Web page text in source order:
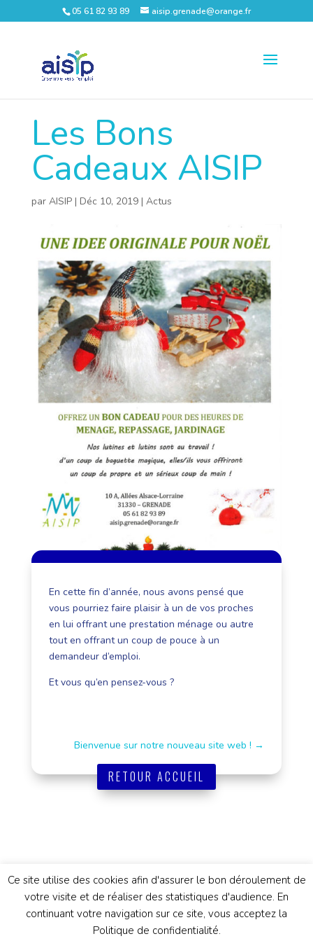
05 61 82 93 89 aisip.grenade@orange.fr
Les Bons
Cadeaux AISIP
par AISIP| Déc 10, 2019| Actus
En cette fin d’année, nous avons pensé que
vous pourriez faire plaisir à un de vos proches
en lui offrant une prestation ménage ou autre
tout en offrant un coup de pouce à un
demandeur d’emploi.
Et vous qu’en pensez-vous ?
Bienvenue sur notre nouveau site web ! →
RETOUR ACCUEIL
©2022 AISIP |Mentions légales | Graphisme &
Ce site utilise des cookies afin d'assurer le bon déroulement de
votre visite et de réaliser des statistiques d'audience. En
continuant votre navigation sur ce site, vous acceptez la
Politique de confidentialité.